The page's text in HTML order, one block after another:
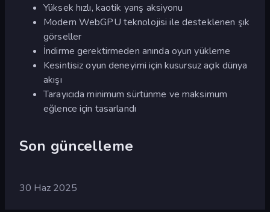
Yüksek hızlı, kaotik yarış aksiyonu
Modern WebGPU teknolojisi ile desteklenen şık
görseller
İndirme gerektirmeden anında oyun yükleme
Kesintisiz oyun deneyimi için kusursuz açık dünya
akışı
Tarayıcıda minimum sürtünme ve maksimum
eğlence için tasarlandı
Son güncelleme
30 Haz 2025